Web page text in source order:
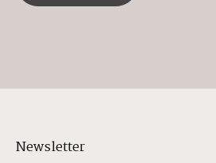
Newsletter